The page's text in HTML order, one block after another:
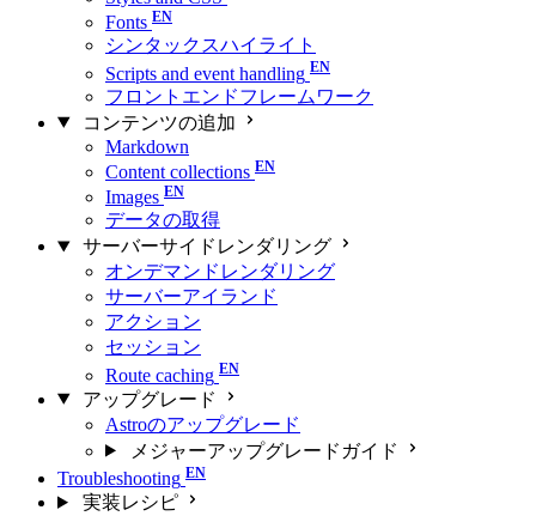
Fonts
シンタックスハイライト
Scripts and event handling
フロントエンドフレームワーク
コンテンツの追加
Markdown
Content collections
Images
データの取得
サーバーサイドレンダリング
オンデマンドレンダリング
サーバーアイランド
アクション
セッション
Route caching
アップグレード
Astroのアップグレード
メジャーアップグレードガイド
Troubleshooting
実装レシピ